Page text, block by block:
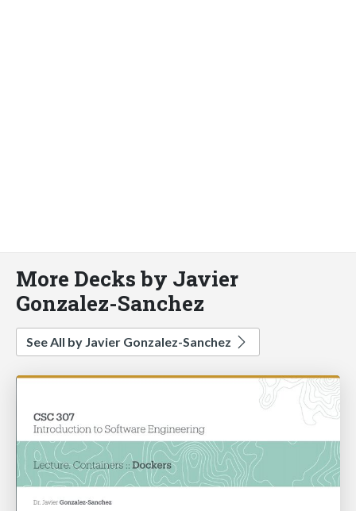
More Decks by Javier
Gonzalez-Sanchez
See All by Javier Gonzalez-Sanchez